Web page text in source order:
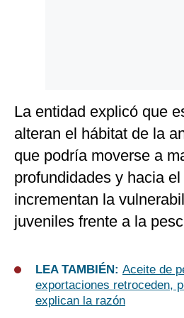
La entidad explicó que
alteran el hábitat de la
que podría moverse a
profundidades y hacia
incrementan la
juveniles frente a la
LEA TAMBIÉN: Aceite de
exportaciones retroceden,
explican la razón